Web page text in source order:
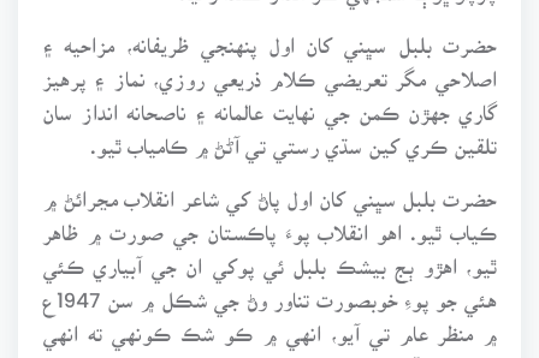
حضرت بلبل سڀني کان اول پنهنجي ظريفانه، مزاحيه ۽
اصلاحي مگر تعريضي ڪلام ذريعي روزي، نماز ۽ پرهيز
گاري جهڙن ڪمن جي نهايت عالمانه ۽ ناصحانه انداز سان
تلقين ڪري کين سڌي رستي تي آڻڻ ۾ ڪامياب ٿيو.
حضرت بلبل سڀني کان اول پاڻ کي شاعر انقلاب مڃرائڻ ۾
ڪياب ٿيو. اهو انقلاب پوءَ پاڪستان جي صورت ۾ ظاهر
ٿيو، اهڙو ٻج بيشڪ بلبل ئي پوکي ان جي آبياري ڪئي
۾ منظر عام تي آيو، انهي ۾ ڪو شڪ ڪونهي ته انهي